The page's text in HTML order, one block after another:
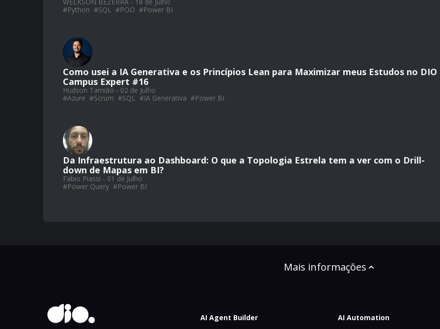
#Python #SQL #POO #Power BI
Como usei a IA Generativa e os Princípios Lean para Maximizar meus Estudos no DIO
Campus Expert #16
Hudson Tamião - 02 de Julho
#Azure #Scrum #SQL #IA Generativa #Power BI
Da Infraestrutura ao Dashboard: O que a Topologia Estrela tem a ver com o Drill-
down de Mapas em BI?
Fabio Piassi - 01 de Julho
#Power Query #Power BI
Mais informações
AI Agent Builder
AI Automation